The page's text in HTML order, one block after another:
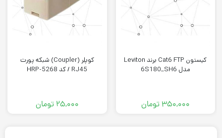
کيستون Cat6 FTP برند Leviton
مدل 6S180_SH6
۳۵۰,۰۰۰ تومان
کوپلر (Coupler) شبکه پورت
RJ45 / کد HRP-5268
۲۵,۰۰۰ تومان